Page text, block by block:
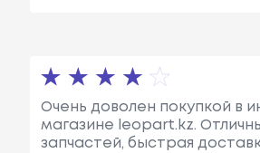
Очень доволен покупкой в
магазине leopart.kz.
запчастей, быстрая